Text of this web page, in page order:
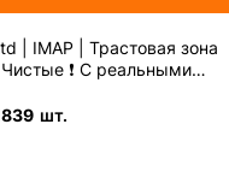
| IMAP | Трастовая зона
Чистые ❗️ С реальными
шт.